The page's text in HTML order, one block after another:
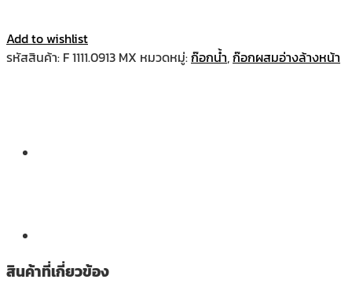
Add to wishlist
รหัสสินค้า: F 1111.0913 MX หมวดหมู่:ก๊อกน้ำ,ก๊อกผสมอ่างล้างหน้า
สินค้าที่เกี่ยวข้อง